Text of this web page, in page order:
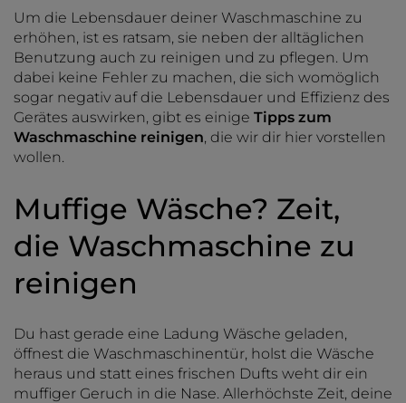
Um die Lebensdauer deiner Waschmaschine zu
erhöhen, ist es ratsam, sie neben der alltäglichen
Benutzung auch zu reinigen und zu pflegen. Um
dabei keine Fehler zu machen, die sich womöglich
sogar negativ auf die Lebensdauer und Effizienz des
Gerätes auswirken, gibt es einige Tipps zum
Waschmaschine reinigen, die wir dir hier vorstellen
wollen.
Muffige Wäsche? Zeit,
die Waschmaschine zu
reinigen
Du hast gerade eine Ladung Wäsche geladen,
öffnest die Waschmaschinentür, holst die Wäsche
heraus und statt eines frischen Dufts weht dir ein
muffiger Geruch in die Nase. Allerhöchste Zeit, deine